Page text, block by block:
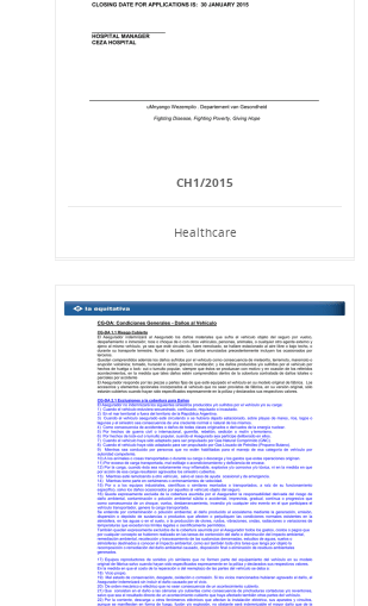
CH1/2015
Healthcare